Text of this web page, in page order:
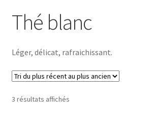
Thé Premium
Thé vert
Thé noir
Thé Oolong
Thé blanc
Léger, délicat, rafraichissant.
3 résultats affichésTrié